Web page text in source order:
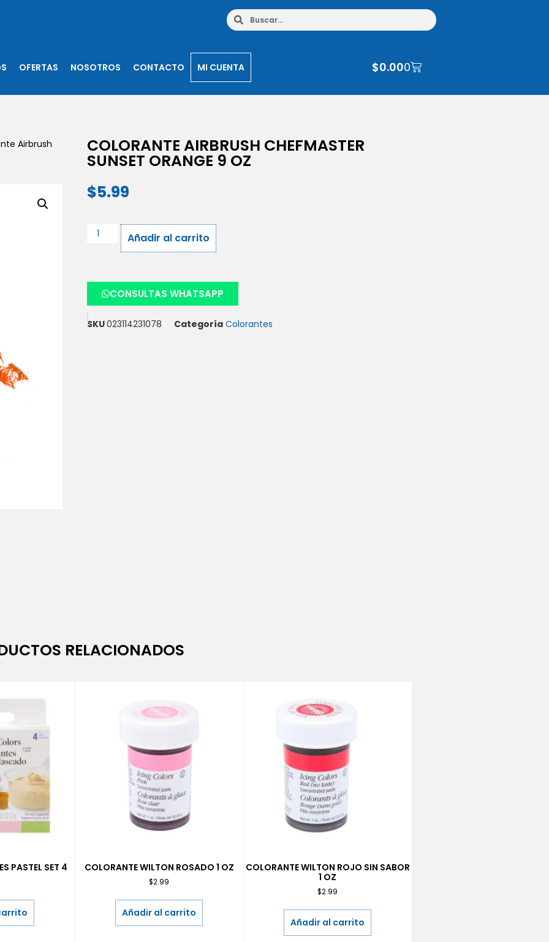
OFERTAS NOSOTROS CONTACTO MI CUENTA $0.000
Airbrush COLORANTE AIRBRUSH CHEFMASTER
SUNSET ORANGE 9 OZ
$5.99
Añadir al carrito
CONSULTAS WHATSAPP
SKU023114231078 Categoría Colorantes
RELACIONADOS
PASTEL SET 4 COLORANTE WILTON ROSADO 1 OZ
$2.99
Añadir al carrito
COLORANTE WILTON ROJO SIN SABOR
1 OZ
$2.99
Añadir al carrito